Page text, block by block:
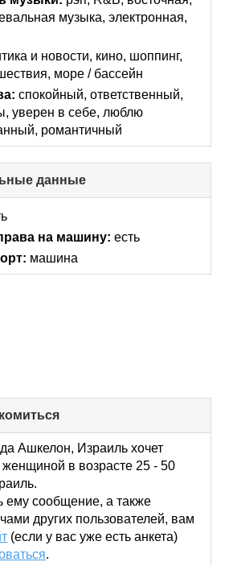
contents
музыка, электронная,
и новости, кино, шоппинг,
море / бассейн
спокойный, ответственный,
уверен в себе, люблю
романтичный
данные
to
на машину: есть
машина
to
collapse
contents
Ашкелон, Израиль хочет
женщиной в возрасте 25 - 50
ему сообщение, а также
других пользователей, вам
(если у вас уже есть анкета)
.